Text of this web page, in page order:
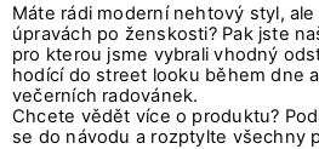
Máte rádi moderní nehtový styl,
úpravách po ženskosti? Pak jste
pro kterou jsme vybrali vhodný
hodící do street looku během dne
večerních radovánek.
Chcete vědět více o produktu?
se do návodu a rozptylte všechny